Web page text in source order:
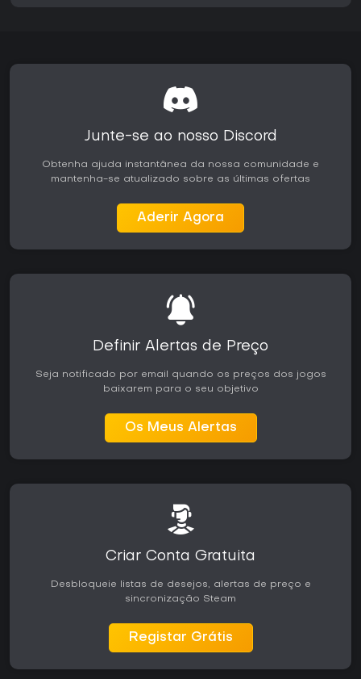
Junte-se ao nosso Discord
Obtenha ajuda instantânea da nossa comunidade e
mantenha-se atualizado sobre as últimas ofertas
Aderir Agora
Definir Alertas de Preço
Seja notificado por email quando os preços dos jogos
baixarem para o seu objetivo
Os Meus Alertas
Criar Conta Gratuita
Desbloqueie listas de desejos, alertas de preço e
sincronização Steam
Registar Grátis